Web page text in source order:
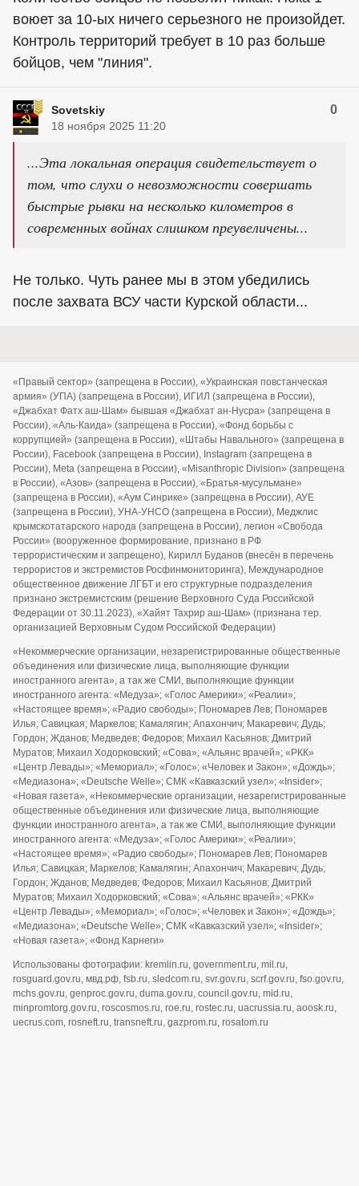
воюет за 10-ых ничего серьезного не произойдет.
Контроль территорий требует в 10 раз больше
бойцов, чем "линия".
Sovetskiy 0
18 ноября 2025 11:20
...Эта локальная операция свидетельствует о
том, что слухи о невозможности совершать
быстрые рывки на несколько километров в
современных войнах слишком преувеличены...
Не только. Чуть ранее мы в этом убедились
после захвата ВСУ части Курской области...
«Правый сектор» (запрещена в России), «Украинская повстанческая
армия» (УПА) (запрещена в России), ИГИЛ (запрещена в России),
«Джабхат Фатх аш-Шам» бывшая «Джабхат ан-Нусра» (запрещена в
России), «Аль-Каида» (запрещена в России), «Фонд борьбы с
коррупцией» (запрещена в России), «Штабы Навального» (запрещена в
России), Facebook (запрещена в России), Instagram (запрещена в
России), Meta (запрещена в России), «Misanthropic Division» (запрещена
в России), «Азов» (запрещена в России), «Братья-мусульмане»
(запрещена в России), «Аум Синрике» (запрещена в России), АУЕ
(запрещена в России), УНА-УНСО (запрещена в России), Меджлис
крымскотатарского народа (запрещена в России), легион «Свобода
России» (вооруженное формирование, признано в РФ
террористическим и запрещено), Кирилл Буданов (внесён в перечень
террористов и экстремистов Росфинмониторинга), Международное
общественное движение ЛГБТ и его структурные подразделения
признано экстремистским (решение Верховного Суда Российской
Федерации от 30.11.2023), «Хайят Тахрир аш-Шам» (признана тер.
организацией Верховным Судом Российской Федерации)
«Некоммерческие организации, незарегистрированные общественные
объединения или физические лица, выполняющие функции
иностранного агента», а так же СМИ, выполняющие функции
иностранного агента: «Медуза»; «Голос Америки»; «Реалии»;
«Настоящее время»; «Радио свободы»; Пономарев Лев; Пономарев
Илья; Савицкая; Маркелов; Камалягин; Апахончич; Макаревич; Дудь;
Гордон; Жданов; Медведев; Федоров; Михаил Касьянов; Дмитрий
Муратов; Михаил Ходорковский; «Сова»; «Альянс врачей»; «РКК»
«Центр Левады»; «Мемориал»; «Голос»; «Человек и Закон»; «Дождь»;
«Медиазона»; «Deutsche Welle»; СМК «Кавказский узел»; «Insider»;
«Новая газета», «Некоммерческие организации, незарегистрированные
общественные объединения или физические лица, выполняющие
функции иностранного агента», а так же СМИ, выполняющие функции
иностранного агента: «Медуза»; «Голос Америки»; «Реалии»;
«Настоящее время»; «Радио свободы»; Пономарев Лев; Пономарев
Илья; Савицкая; Маркелов; Камалягин; Апахончич; Макаревич; Дудь;
Гордон; Жданов; Медведев; Федоров; Михаил Касьянов; Дмитрий
Муратов; Михаил Ходорковский; «Сова»; «Альянс врачей»; «РКК»
«Центр Левады»; «Мемориал»; «Голос»; «Человек и Закон»; «Дождь»;
«Медиазона»; «Deutsche Welle»; СМК «Кавказский узел»; «Insider»;
«Новая газета»; «Фонд Карнеги»
Использованы фотографии: kremlin.ru, government.ru, mil.ru,
rosguard.gov.ru, мвд.рф, fsb.ru, sledcom.ru, svr.gov.ru, scrf.gov.ru, fso.gov.ru,
mchs.gov.ru, genproc.gov.ru, duma.gov.ru, council.gov.ru, mid.ru,
minpromtorg.gov.ru, roscosmos.ru, roe.ru, rostec.ru, uacrussia.ru, aoosk.ru,
uecrus.com, rosneft.ru, transneft.ru, gazprom.ru, rosatom.ru